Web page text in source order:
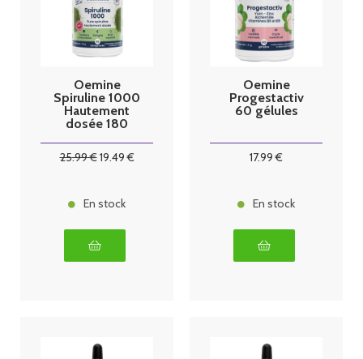
Oemine
Spiruline 1000
Hautement
dosée 180
25.99€19.49€
En stock
Oemine
Progestactiv
60 gélules
17.99 €
En stock